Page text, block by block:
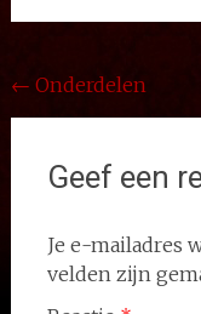
Bericht
navigatie
← Onderdelen
Geef een
Je e-mailadres
velden zijn